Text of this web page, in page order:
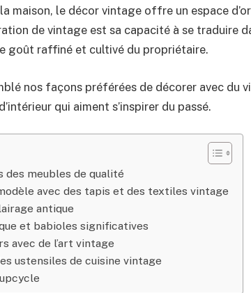
maison, le décor vintage offre un espace
de vintage est sa capacité à se traduire
goût raffiné et cultivé du propriétaire.
nos façons préférées de décorer avec du
qui aiment s’inspirer du passé.
des meubles de qualité
avec des tapis et des textiles vintage
antique
et babioles significatives
avec de l’art vintage
ustensiles de cuisine vintage